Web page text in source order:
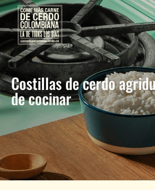
Costillas de cerdo
de cocinar